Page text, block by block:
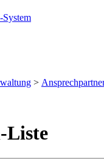
System
>
Liste